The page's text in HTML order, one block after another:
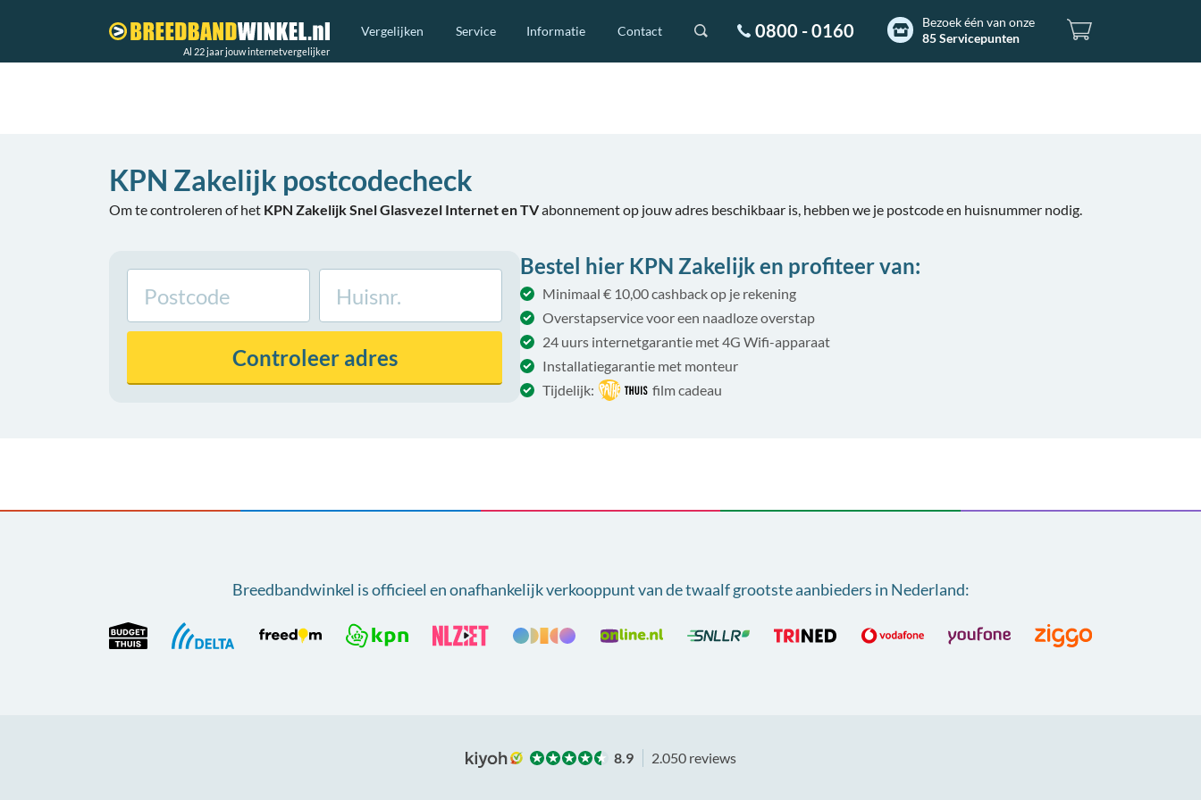
Al 22 jaar jouw internetvergelijker
Vergelijken Service Informatie Contact 0800 - 0160
Bezoek één van onze
85 Servicepunten
KPN Zakelijk postcodecheck
Om te controleren of het KPN Zakelijk Snel Glasvezel Internet en TVabonnement op jouw adres beschikbaar is, hebben we je postcode en huisnummer nodig.
Controleeradres
Bestel hier KPN Zakelijk en profiteer van:
Minimaal € 10,00 cashback op je rekening
Overstapservice voor een naadloze overstap
24 uurs internetgarantie met 4G Wifi-apparaat
Installatiegarantie met monteur
Tijdelijk:
film cadeau
Breedbandwinkel is officieel en onafhankelijk verkooppunt vande twaalf grootste aanbieders in Nederland:
8.9 2.050 reviews